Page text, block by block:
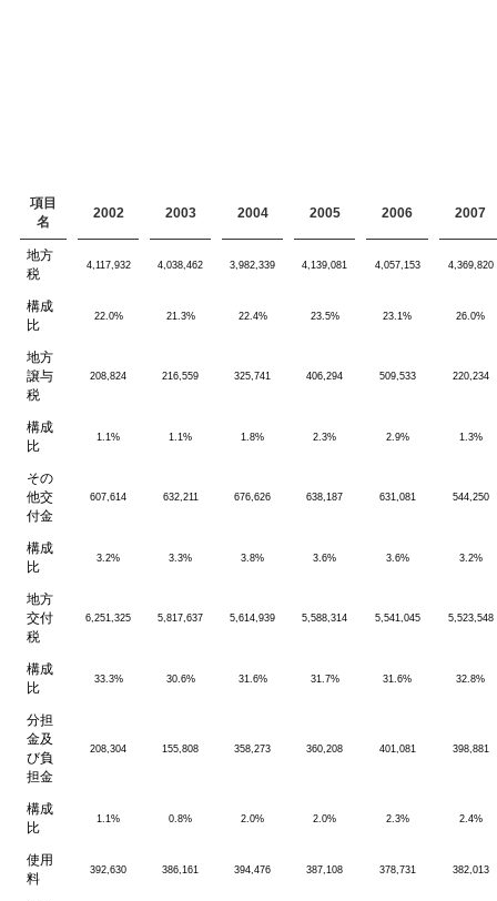
項目
名
2002 2003 2004 2005 2006 2007
地方
税
4,117,932 4,038,462 3,982,339 4,139,081 4,057,153 4,369,820
構成
比
22.0% 21.3% 22.4% 23.5% 23.1% 26.0%
地方
譲与
税
208,824 216,559 325,741 406,294 509,533 220,234
構成
比
1.1% 1.1% 1.8% 2.3% 2.9% 1.3%
その
他交
付金
607,614 632,211 676,626 638,187 631,081 544,250
構成
比
3.2% 3.3% 3.8% 3.6% 3.6% 3.2%
地方
交付
税
6,251,325 5,817,637 5,614,939 5,588,314 5,541,045 5,523,548
構成
比
33.3% 30.6% 31.6% 31.7% 31.6% 32.8%
分担
金及
び負
担金
208,304 155,808 358,273 360,208 401,081 398,881
構成
比
1.1% 0.8% 2.0% 2.0% 2.3% 2.4%
使用
料
392,630 386,161 394,476 387,108 378,731 382,013